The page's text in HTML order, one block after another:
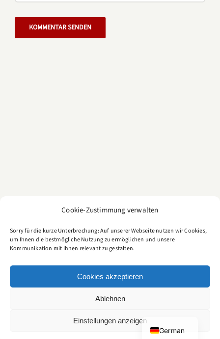
Cookie-Zustimmung verwalten
Sorry für die kurze Unterbrechung: Auf unserer Webseite nutzen wir Cookies,
um Ihnen die bestmögliche Nutzung zu ermöglichen und unsere
Kommunikation mit Ihnen relevant zu gestalten.
Cookies akzeptieren
Ablehnen
Einstellungen anzeigen
CULTURE FOOD BLOG
Ein kulinarisches Tagebuch für Genießer
DATENSCHUTZ|COOKIES
Reserved
German